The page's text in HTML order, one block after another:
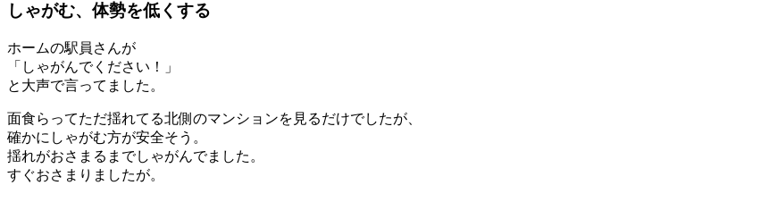
しゃがむ、体勢を低くする
ホームの駅員さんが
「しゃがんでください！」
と大声で言ってました。
面食らってただ揺れてる北側のマンションを見るだけでしたが、
確かにしゃがむ方が安全そう。
揺れがおさまるまでしゃがんでました。
すぐおさまりましたが。